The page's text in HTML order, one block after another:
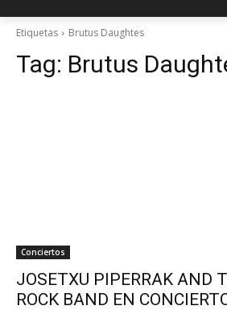
Etiquetas Brutus Daughtes
Tag: Brutus
Conciertos
JOSETXU PIPERRAK AND
ROCK BAND EN